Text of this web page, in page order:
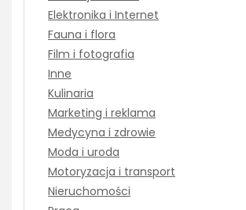
Elektronika i Internet
Fauna i flora
Film i fotografia
Inne
Kulinaria
Marketing i reklama
Medycyna i zdrowie
Moda i uroda
Motoryzacja i transport
Nieruchomości